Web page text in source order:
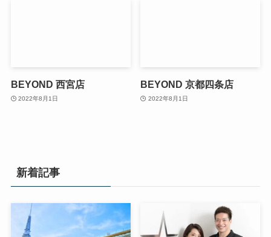
BEYOND 西宮店
2022年8月1日
BEYOND 京都四条店
2022年8月1日
新着記事